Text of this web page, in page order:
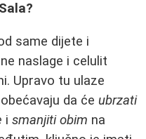
same dijete i
naslage i celulit
Upravo tu ulaze
da će ubrzati
i smanjiti obim na